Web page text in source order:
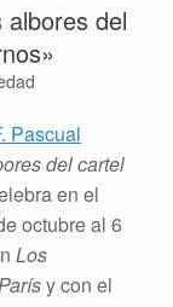
del
Pascual
del cartel
en el
octubre al 6
Los
y con el